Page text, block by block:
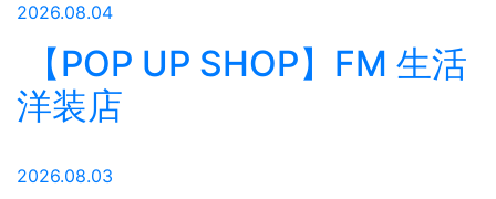
2026.08.04
【POP UP SHOP】FM 生活
洋装店
2026.08.03